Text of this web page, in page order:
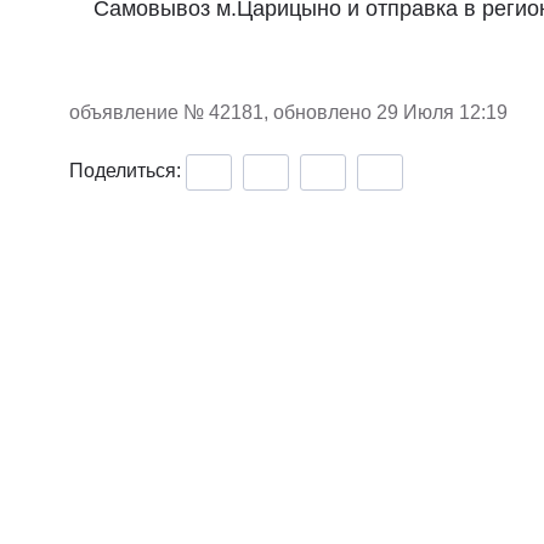
Самовывоз м.Царицыно и отправка в
объявление № 42181, обновлено 29 Июля 12:19
Поделиться: